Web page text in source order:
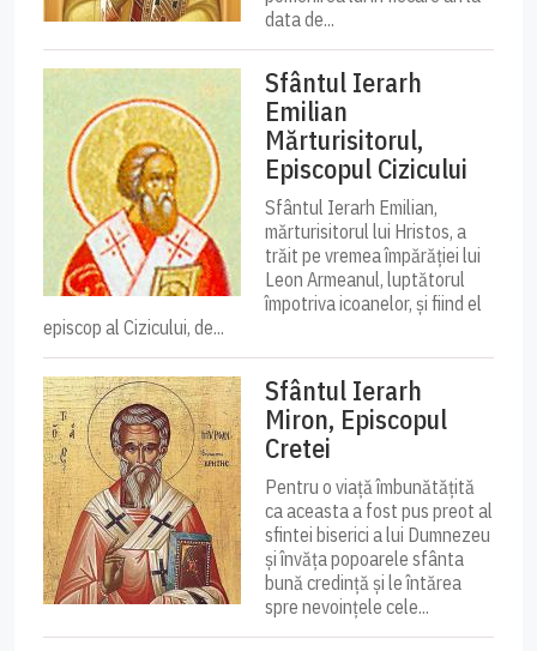
data de...
Sfântul Ierarh
Emilian
Mărturisitorul,
Episcopul Cizicului
Sfântul Ierarh Emilian,
mărturisitorul lui Hristos, a
trăit pe vremea împărăției lui
Leon Armeanul, luptătorul
împotriva icoanelor, și fiind el
episcop al Cizicului, de...
Sfântul Ierarh
Miron, Episcopul
Cretei
Pentru o viață îmbunătățită
ca aceasta a fost pus preot al
sfintei biserici a lui Dumnezeu
și învăța popoarele sfânta
bună credință și le întărea
spre nevoințele cele...